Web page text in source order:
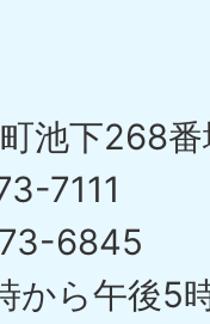
池下268
7111
6845
から午後5